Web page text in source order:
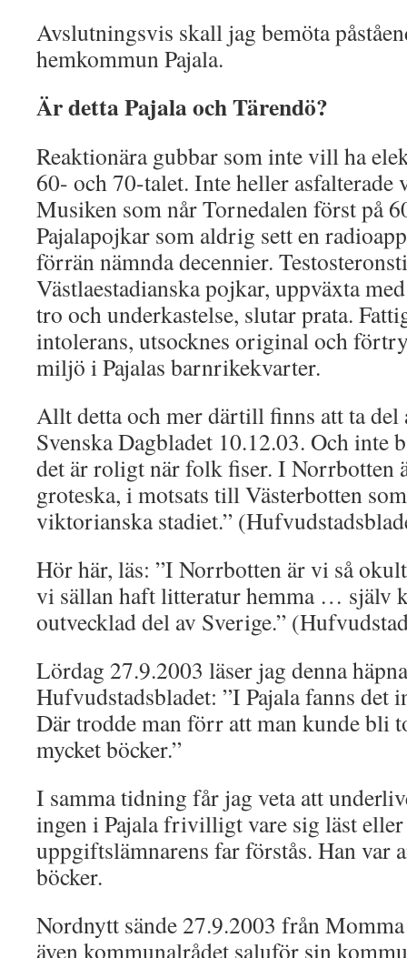
Avslutningsvis skall jag bemöta
hemkommun Pajala.
Är detta Pajala och Tärendö?
Reaktionära gubbar som inte vill ha
60- och 70-talet. Inte heller asfalterade
Musiken som når Tornedalen först på
Pajalapojkar som aldrig sett en
förrän nämnda decennier.
Västlaestadianska pojkar, uppväxta
tro och underkastelse, slutar prata.
intolerans, utsocknes original och
miljö i Pajalas barnrikekvarter.
Allt detta och mer därtill finns att ta
Svenska Dagbladet 10.12.03. Och
det är roligt när folk fiser. I Norrbotten
groteska, i motsats till Västerbotten
viktorianska stadiet.”
Hör här, läs: ”I Norrbotten är vi så
vi sällan haft litteratur hemma … själv
outvecklad del av Sverige.”
Lördag 27.9.2003 läser jag denna
Hufvudstadsbladet: ”I Pajala fanns
Där trodde man förr att man kunde bli
mycket böcker.”
I samma tidning får jag veta att
ingen i Pajala frivilligt vare sig läst
uppgiftslämnarens far förstås. Han var
böcker.
Nordnytt sände 27.9.2003 från
även kommunalrådet saluför sin